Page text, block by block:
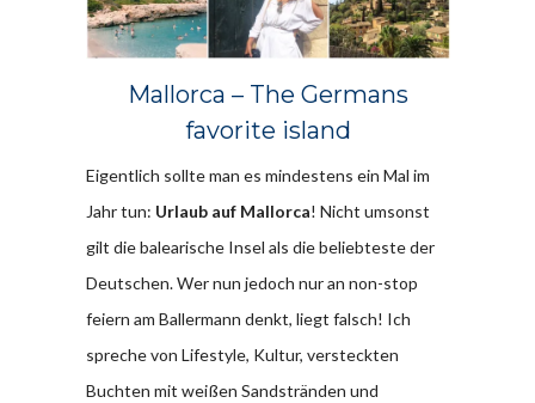
Mallorca – The Germans
favorite island
Eigentlich sollte man es mindestens ein Mal im
Jahr tun: Urlaub auf Mallorca! Nicht umsonst
gilt die balearische Insel als die beliebteste der
Deutschen. Wer nun jedoch nur an non-stop
feiern am Ballermann denkt, liegt falsch! Ich
spreche von Lifestyle, Kultur, versteckten
Buchten mit weißen Sandstränden und